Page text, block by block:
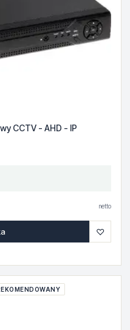
CCTV - AHD - IP
netto
♡